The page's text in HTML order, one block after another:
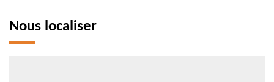
Nous localiser